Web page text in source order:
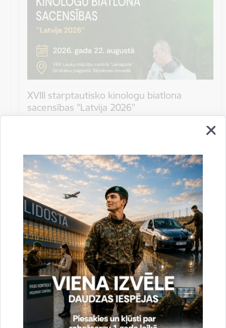
XVIII starptautisko kinologu biatlona
sacensības "Latvija 2026"
Drukāt lapu